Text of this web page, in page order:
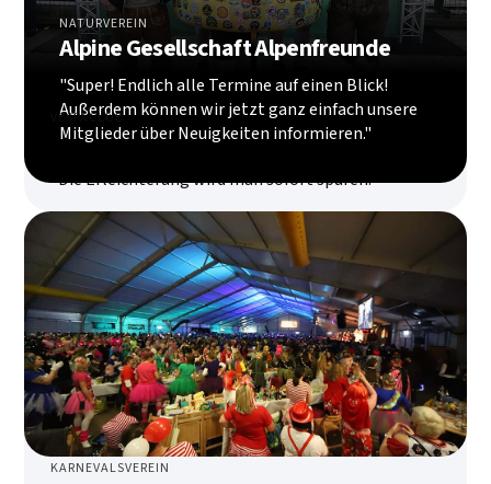
NATURVEREIN
Alpine Gesellschaft Alpenfreunde
"Super! Endlich alle Termine auf einen Blick!
Außerdem können wir jetzt ganz einfach unsere
Mitglieder über Neuigkeiten informieren."
VESPACLUB
Steelroller Linz
"Die Erleichterung wird man sofort spüren."
KARNEVALSVEREIN